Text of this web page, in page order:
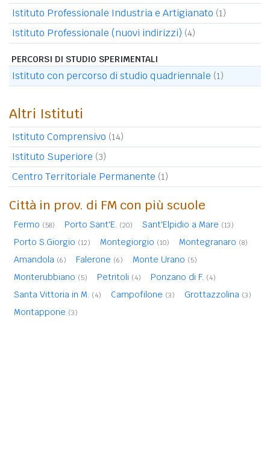
Istituto Professionale Industria e Artigianato (1)
Istituto Professionale (nuovi indirizzi) (4)
PERCORSI DI STUDIO SPERIMENTALI
Istituto con percorso di studio quadriennale (1)
Altri Istituti
Istituto Comprensivo (14)
Istituto Superiore (3)
Centro Territoriale Permanente (1)
Città in prov. di FM con più scuole
Fermo (58) Porto Sant'E. (20) Sant'Elpidio a Mare (13)
Porto S.Giorgio (12) Montegiorgio (10) Montegranaro (8)
Amandola (6) Falerone (6) Monte Urano (5)
Monterubbiano (5) Petritoli (4) Ponzano di F. (4)
Santa Vittoria in M. (4) Campofilone (3) Grottazzolina (3)
Montappone (3)